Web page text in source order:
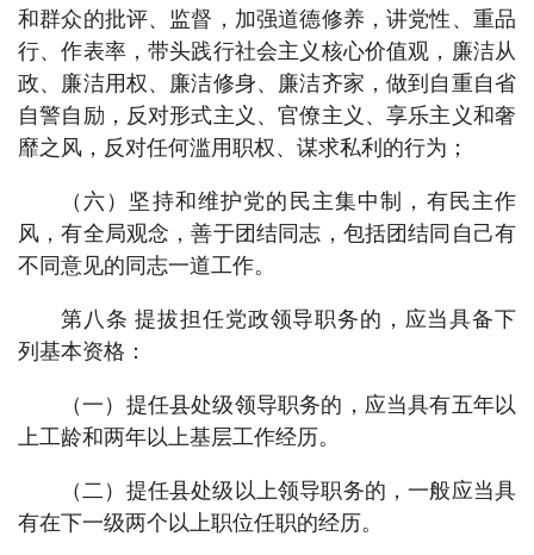
和群众的批评、监督，加强道德修养，讲党性、重品
行、作表率，带头践行社会主义核心价值观，廉洁从
政、廉洁用权、廉洁修身、廉洁齐家，做到自重自省
自警自励，反对形式主义、官僚主义、享乐主义和奢
靡之风，反对任何滥用职权、谋求私利的行为；
（六）坚持和维护党的民主集中制，有民主作
风，有全局观念，善于团结同志，包括团结同自己有
不同意见的同志一道工作。
第八条 提拔担任党政领导职务的，应当具备下
列基本资格：
（一）提任县处级领导职务的，应当具有五年以
上工龄和两年以上基层工作经历。
（二）提任县处级以上领导职务的，一般应当具
有在下一级两个以上职位任职的经历。